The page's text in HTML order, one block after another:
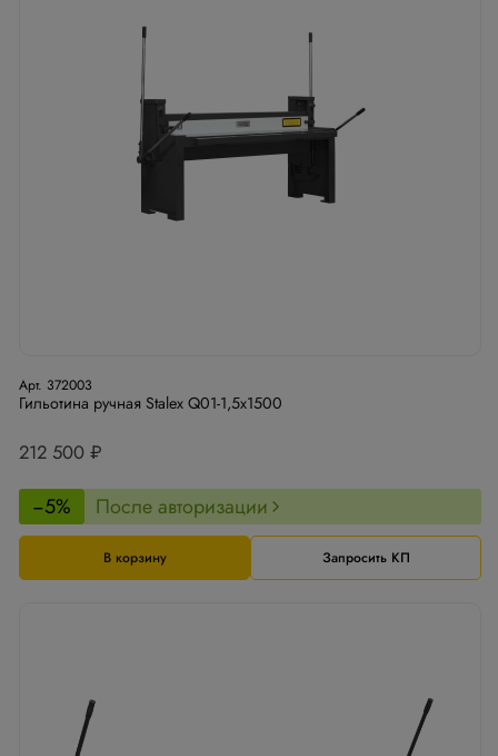
Арт. 372003
Гильотина ручная Stalex Q01-1,5х1500
212 500 ₽
−5% После авторизации
В корзину Запросить КП